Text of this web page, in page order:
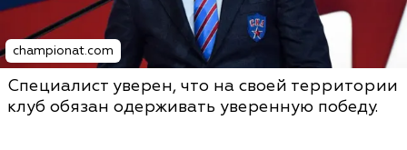
championat.com
Специалист уверен, что на своей территории
клуб обязан одерживать уверенную победу.